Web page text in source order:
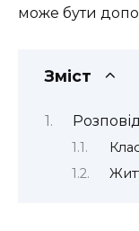
може бути
Зміст